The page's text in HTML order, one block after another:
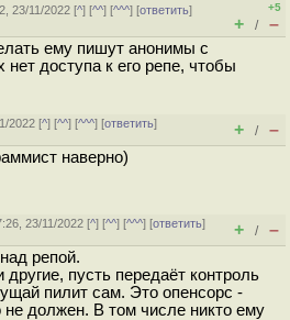
23/11/2022 [^] [^^] [^^^] [ответить]
+5
+ / –
ему пишут анонимы с
нет доступа к его репе, чтобы
2022 [^] [^^] [^^^] [ответить]
+ / –
наверно)
23/11/2022 [^] [^^] [^^^] [ответить]
+ / –
репой.
пусть передаёт контроль
пилит сам. Это опенсорс -
не должен. В том числе никто ему